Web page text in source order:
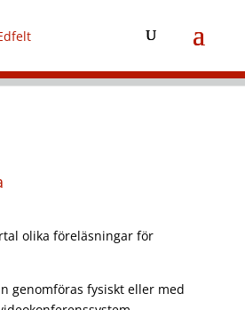
olika föreläsningar för
genomföras fysiskt eller med